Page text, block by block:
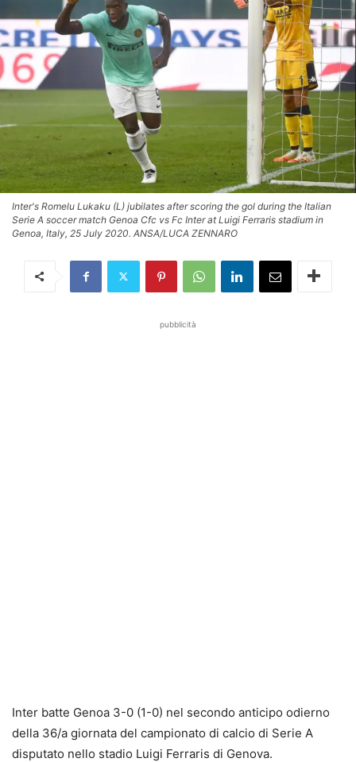
Inter's Romelu Lukaku (L) jubilates after scoring the gol during the Italian
Serie A soccer match Genoa Cfc vs Fc Inter at Luigi Ferraris stadium in
Genoa, Italy, 25 July 2020. ANSA/LUCA ZENNARO
pubblicità
Inter batte Genoa 3-0 (1-0) nel secondo anticipo odierno
della 36/a giornata del campionato di calcio di Serie A
disputato nello stadio Luigi Ferraris di Genova.